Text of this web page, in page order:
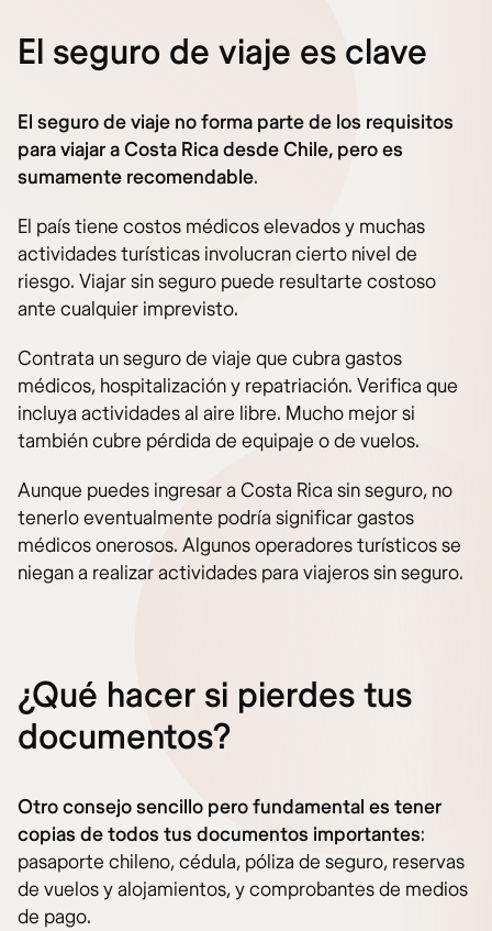
El seguro de viaje es clave
El seguro de viaje no forma parte de los requisitos
para viajar a Costa Rica desde Chile, pero es
sumamente recomendable.
El país tiene costos médicos elevados y muchas
actividades turísticas involucran cierto nivel de
riesgo. Viajar sin seguro puede resultarte costoso
ante cualquier imprevisto.
Contrata un seguro de viaje que cubra gastos
médicos, hospitalización y repatriación. Verifica que
incluya actividades al aire libre. Mucho mejor si
también cubre pérdida de equipaje o de vuelos.
Aunque puedes ingresar a Costa Rica sin seguro, no
tenerlo eventualmente podría significar gastos
médicos onerosos. Algunos operadores turísticos se
niegan a realizar actividades para viajeros sin seguro.
¿Qué hacer si pierdes tus
documentos?
Otro consejo sencillo pero fundamental es tener
copias de todos tus documentos importantes:
pasaporte chileno, cédula, póliza de seguro, reservas
de vuelos y alojamientos, y comprobantes de medios
de pago.